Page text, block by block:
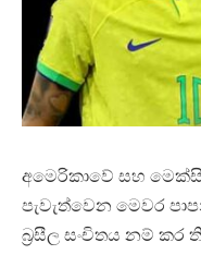
අමෙරිකාවේ සහ
පැවැත්වෙන මෙවර
බ්‍රසීල සංචිතය නම් කර